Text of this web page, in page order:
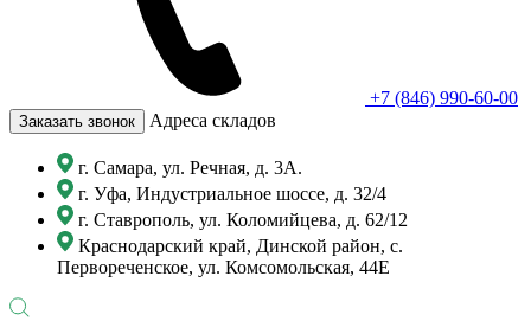
+7 (846) 990-60-00
Заказать звонок Адреса складов
г. Самара, ул. Речная, д. 3А.
г. Уфа, Индустриальное шоссе, д. 32/4
г. Ставрополь, ул. Коломийцева, д. 62/12
Краснодарский край, Динской район, с.
Первореченское, ул. Комсомольская, 44Е